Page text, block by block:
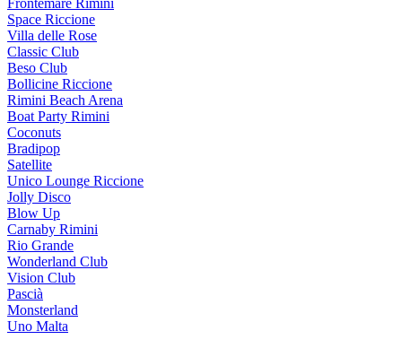
Frontemare Rimini
Space Riccione
Villa delle Rose
Classic Club
Beso Club
Bollicine Riccione
Rimini Beach Arena
Boat Party Rimini
Coconuts
Bradipop
Satellite
Unico Lounge Riccione
Jolly Disco
Blow Up
Carnaby Rimini
Rio Grande
Wonderland Club
Vision Club
Pascià
Monsterland
Uno Malta